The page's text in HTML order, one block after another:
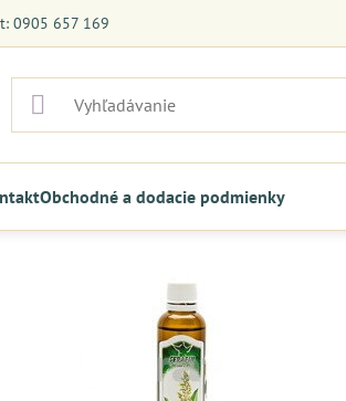
0905 657 169
Obchodné a dodacie podmienky